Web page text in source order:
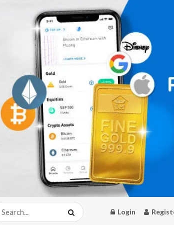
Login